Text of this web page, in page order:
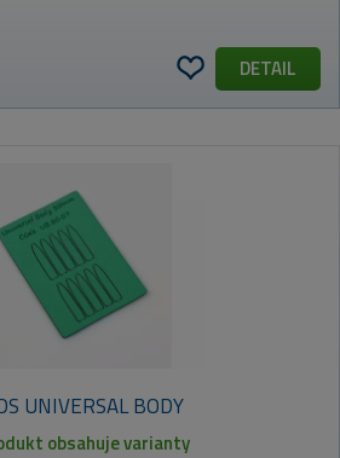
DETAIL
UNIVERSAL BODY
obsahuje varianty